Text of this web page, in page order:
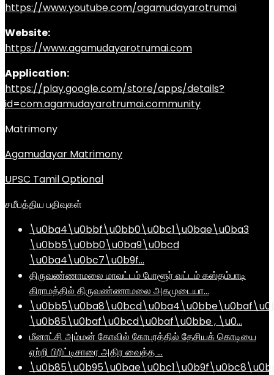
https://www.youtube.com/agamudayarotrumai
Website:
https://www.agamudayarotrumai.com
Application:
https://play.google.com/store/apps/details?
id=com.agamudayarotrumai.community
Matrimony
Agamudayar Matrimony
UPSC Tamil Optional
சமீபத்திய பதிவுகள்
\u0ba4\u0bbf\u0bb0\u0bc1\u0bae\u0ba3
\u0bb5\u0bb0\u0ba9\u0bcd
\u0ba4\u0bc7\u0b9f…
திருவண்ணாமலை மாவட்டம் போளூர் வட்டம் கஸ்தம்பாடி
கிராமத்தில் திருவண்ணாமலை அகமுடையா…
\u0b85\u0baf\u0bcd\u0baf\u0bbe , \u0…
மீனாட்சி அம்மன் கோவில் கோபுரத்தில் தேசியக் கொடியை
ஏற்றி பிரிட்டிசாரை அதிர வைத்த …